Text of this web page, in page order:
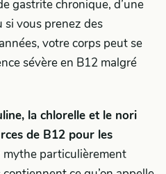
gastrite chronique, d’une
si vous prenez des
votre corps peut se
sévère en B12 malgré
la chlorelle et le nori
de B12 pour les
mythe particulièrement